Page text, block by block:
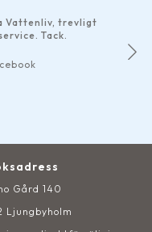
Vattenliv, trevligt
Tack.
Gård 140
Ljungbyholm